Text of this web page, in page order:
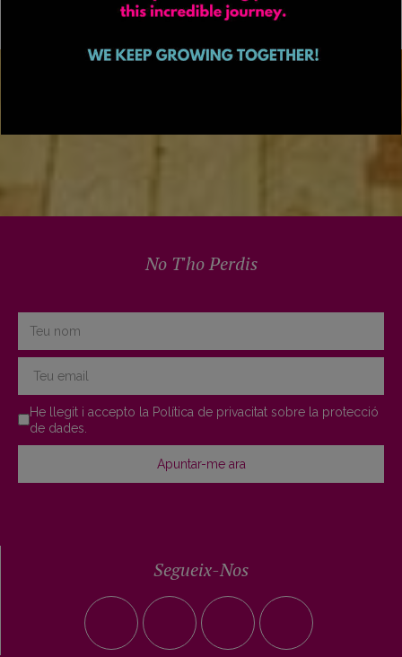
No T'ho Perdis
Terms of Service*
He llegit i accepto la Política de privacitat sobre la protecció
de dades
Apuntar-me ara
Segueix-Nos